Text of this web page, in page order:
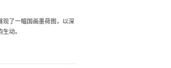
现了一幅国画墨荷图，以深
动。